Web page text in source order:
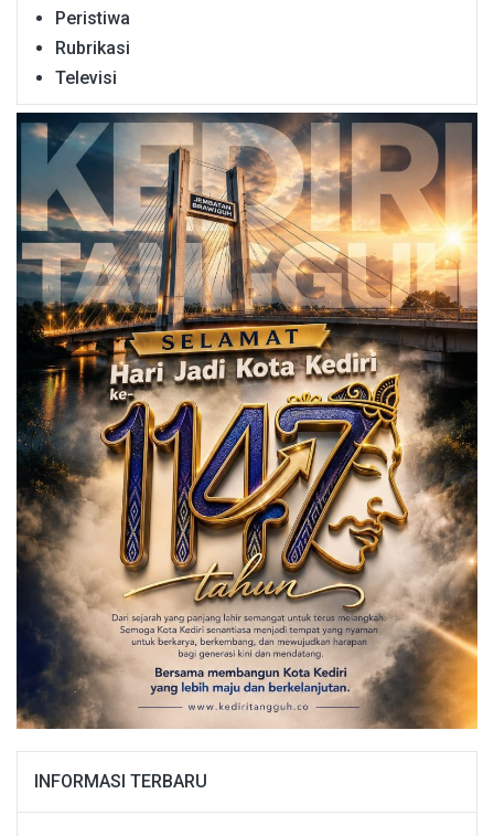
Peristiwa
Rubrikasi
Televisi
INFORMASI TERBARU